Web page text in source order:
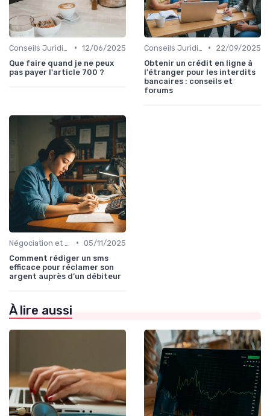
• 12/06/2025
Que faire quand je ne peux
pas payer l'article 700 ?
•
22/09/2025
Obtenir un crédit en ligne à
l'étranger pour les interdits
bancaires : conseils et
forums
• 05/11/2025
Comment rédiger un sms
efficace pour réclamer son
argent auprès d’un débiteur
À lire aussi